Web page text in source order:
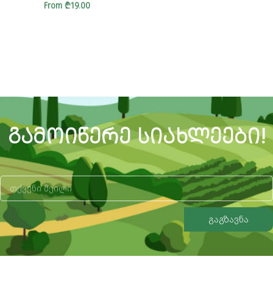
From ₾19.00
ᲒᲐᲛᲝᲘᲬᲔᲠᲔ ᲡᲘᲐᲮᲚᲔᲔᲑᲘ!
გაგზავნა
Alternative: